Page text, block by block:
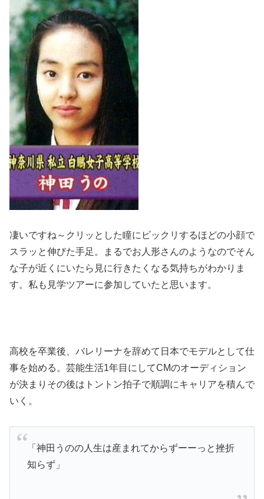
凄いですね～クリッとした瞳にビックリするほどの小顔で
スラッと伸びた手足。まるでお人形さんのようなのでそん
な子が近くにいたら見に行きたくなる気持ちがわかりま
す。私も見学ツアーに参加していたと思います。
高校を卒業後、バレリーナを辞めて日本でモデルとして仕
事を始める。芸能生活1年目にしてCMのオーディション
が決まりその後はトントン拍子で順調にキャリアを積んで
いく。
「神田うのの人生は産まれてからずーーっと挫折
知らず」